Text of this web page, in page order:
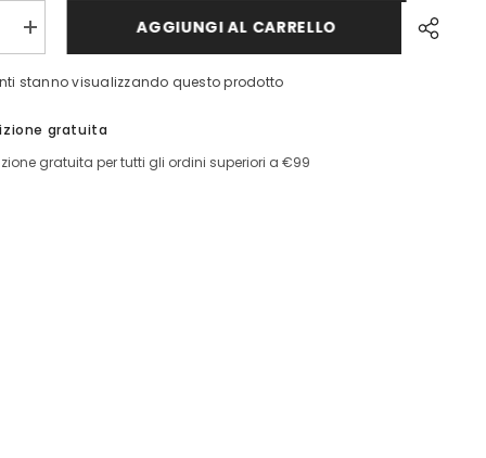
Aumenta
quantità
Cardigan
Guess
AGGIUNGI AL CARRELLO
stanno visualizzando questo prodotto
gratuita
gratuita per tutti gli ordini superiori a €99